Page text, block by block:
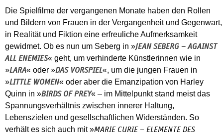
Die Spielfilme der vergangenen Monate haben den Rollen
und Bildern von Frauen in der Vergangenheit und Gegenwart,
in Realität und Fiktion eine erfreuliche Aufmerksamkeit
gewidmet. Ob es nun um Seberg in »JEAN SEBERG – AGAINST
ALL ENEMIES« geht, um verhinderte Künstlerinnen wie in
»LARA« oder »DAS VORSPIEL«, um die jungen Frauen in
»LITTLE WOMEN« oder aber die Emanzipation von Harley
Quinn in »BIRDS OF PREY« – im Mittelpunkt stand meist das
Spannungsverhältnis zwischen innerer Haltung,
Lebenszielen und gesellschaftlichen Widerständen. So
verhält es sich auch mit »MARIE CURIE – ELEMENTE DES